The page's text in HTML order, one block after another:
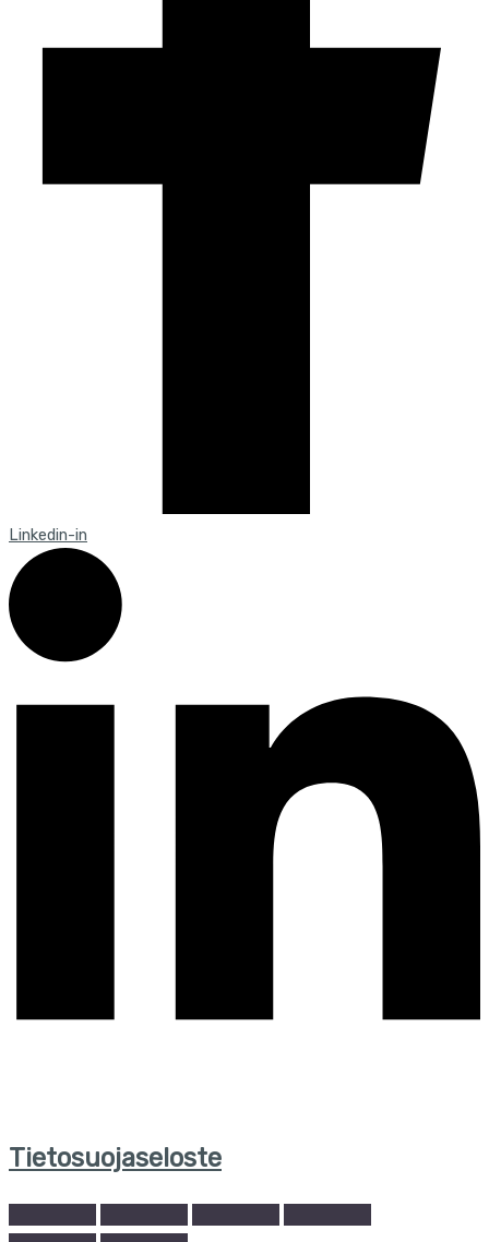
Linkedin-in
Tietosuojaseloste